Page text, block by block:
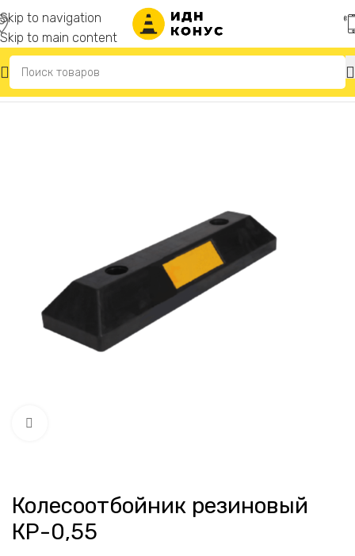
Skip to navigation
Skip to main content
Главная Колесоотбойники
Колесоотбойник резиновый
КР-0,55